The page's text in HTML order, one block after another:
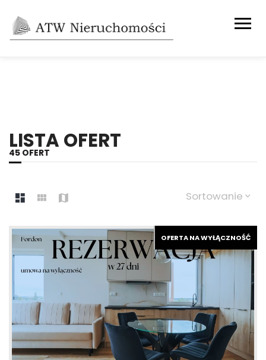
LISTA OFERT
45 OFERT
Sortowanie
OFERTA NA WYŁĄCZNOŚĆ